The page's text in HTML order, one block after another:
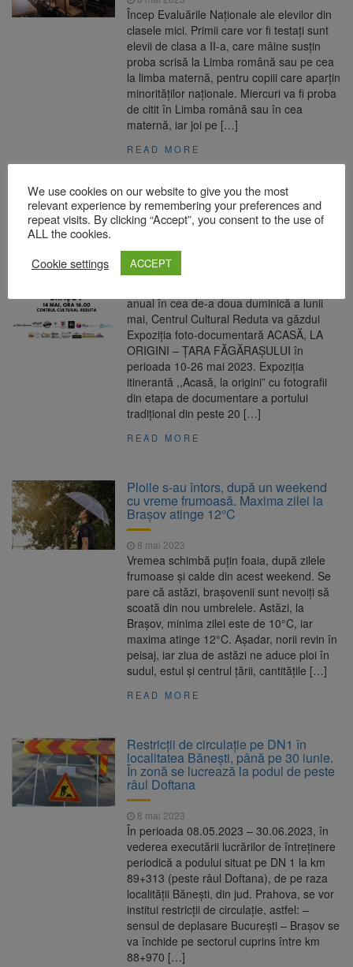
Încep Evaluările Naţionale ale elevilor din
clasele mici. Primii care vor fi testaţi sunt
elevii de clasa a II-a, care mâine susţin
proba scrisă la Limba română sau pe cea
la limba maternă, pentru copiii care aparţin
minorităţilor naţionale. Miercuri va fi proba
de citit în Limba română sau în cea
maternă, iar joi pe […]
READ MORE
Expoziția itinerantă „Acasă, la origini
– Țara Făgărașului” sosește la Centrul
Cultural Reduta
Cu ocazia Zilei Naționale a Portului
anual în cea de-a doua duminică a lunii
mai, Centrul Cultural Reduta va găzdui
Expoziția foto-documentară ACASĂ, LA
ORIGINI – ȚARA FĂGĂRAȘULUI în
perioada 10-26 mai 2023. Expoziția
itinerantă ,,Acasă, la origini” cu fotografii
din etapa de documentare a portului
tradițional din peste 20 […]
READ MORE
Ploile s-au întors, după un weekend
cu vreme frumoasă. Maxima zilei la
Brașov atinge 12°C
8 mai 2023
Vremea schimbă puțin foaia, după zilele
frumoase și calde din acest weekend. Se
pare că astăzi, brașovenii sunt nevoiți să
scoată din nou umbrelele. Astăzi, la
Brașov, minima zilei este de 10°C, iar
maxima atinge 12°C. Așadar, norii revin în
peisaj, iar ziua de astăzi ne aduce ploi în
sudul, estul și centrul țării, cantitățile […]
READ MORE
Restricții de circulație pe DN1 în
localitatea Bănești, până pe 30 iunie.
În zonă se lucrează la podul de peste
râul Doftana
8 mai 2023
În perioada 08.05.2023 – 30.06.2023, în
vederea executării lucrărilor de întreținere
periodică a podului situat pe DN 1 la km
89+313 (peste râul Doftana), de pe raza
localității Bănești, din jud. Prahova, se vor
institui restricții de circulație, astfel: –
sensul de deplasare București – Brașov se
va închide pe sectorul cuprins între km
88+970 […]
We use cookies on our website to give you the most
relevant experience by remembering your preferences and
repeat visits. By clicking “Accept”, you consent to the use of
ALL the cookies.
Cookie settings
ACCEPT